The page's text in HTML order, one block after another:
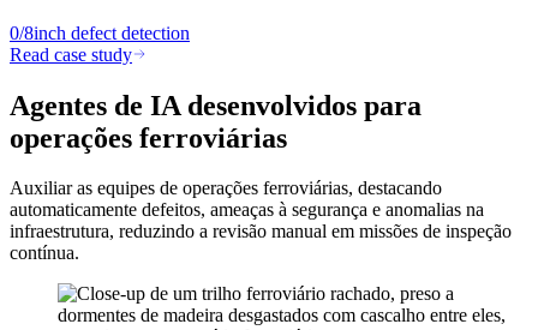
0/8inch defect detection
Read case study
Agentes de IA desenvolvidos para
operações ferroviárias
Auxiliar as equipes de operações ferroviárias, destacando
automaticamente defeitos, ameaças à segurança e anomalias na
infraestrutura, reduzindo a revisão manual em missões de inspeção
contínua.